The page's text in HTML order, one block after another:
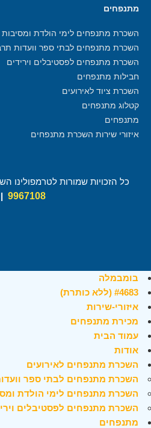
מתנפחים
השכרת מתנפחים לימי הולדת ומסיבות
השכרת מתנפחים לבתי ספר וועדות
השכרת מתנפחים לפסטיבלים וירידים
חבילות מתנפחים
השכרת ציוד לאירועים
קטלוג מתנפחים
מתנפחים
איזורי שירות השכרת מתנפחים
כל הזכויות שמורות
9967108
|
בומבמלה
#4683 (ללא כותרת)
איזורי-שירות
מכירת מתנפחים
עמוד הבית
אודות
השכרת מתנפחים לאירועים
השכרת מתנפחים לבתי ספר
השכרת מתנפחים לימי הולדת
השכרת מתנפחים לפסטיבלים
מתנפחים